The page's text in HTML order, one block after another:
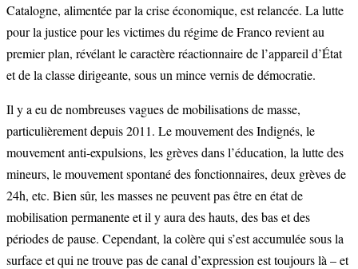
Catalogne, alimentée par la crise économique, est relancée. La lutte
pour la justice pour les victimes du régime de Franco revient au
premier plan, révélant le caractère réactionnaire de l’appareil d’État
et de la classe dirigeante, sous un mince vernis de démocratie.
Il y a eu de nombreuses vagues de mobilisations de masse,
particulièrement depuis 2011. Le mouvement des Indignés, le
mouvement anti-expulsions, les grèves dans l’éducation, la lutte des
mineurs, le mouvement spontané des fonctionnaires, deux grèves de
24h, etc. Bien sûr, les masses ne peuvent pas être en état de
mobilisation permanente et il y aura des hauts, des bas et des
périodes de pause. Cependant, la colère qui s’est accumulée sous la
surface et qui ne trouve pas de canal d’expression est toujours là – et